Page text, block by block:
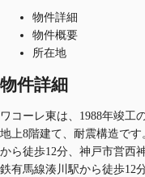
仲介会社様はこ
お気に入り
物件詳細
物件概要
所在地
物件詳細
ワコーレ東は、1988年竣工
地上8階建て、耐震構造で
から徒歩12分、神戸市営西
鉄有馬線湊川駅から徒歩12